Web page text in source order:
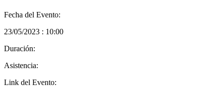
Fecha del Evento:
23/05/2023 : 10:00
Duración:
Asistencia:
Link del Evento: